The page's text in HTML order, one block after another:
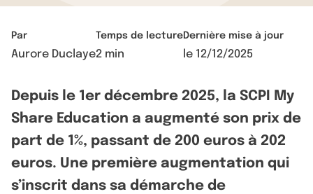
Par
Aurore Duclaye
Temps de lecture
2 min
Dernière mise à jour
le 12/12/2025
Depuis le 1er décembre 2025, la SCPI My
Share Education a augmenté son prix de
part de 1%, passant de 200 euros à 202
euros. Une première augmentation qui
s’inscrit dans sa démarche de